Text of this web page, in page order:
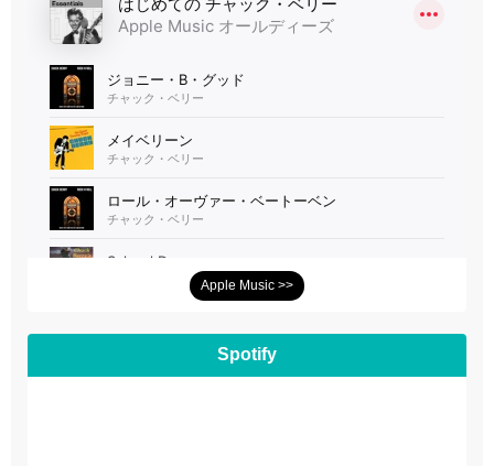
Apple Music >>
Spotify